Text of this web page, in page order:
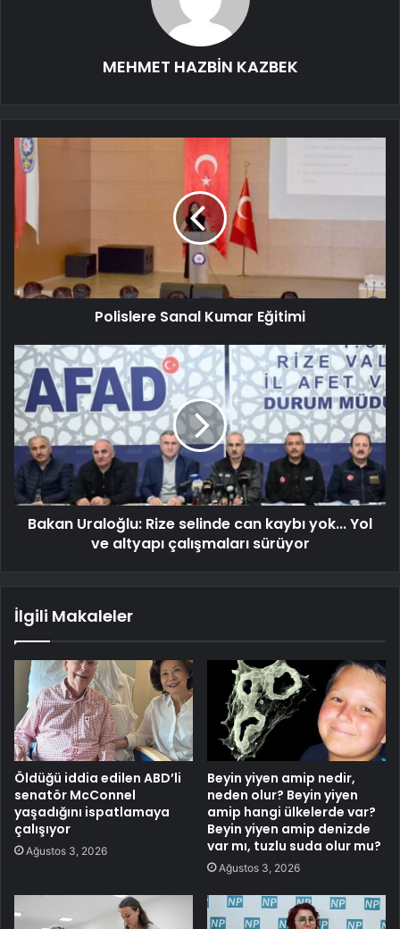
MEHMET HAZBİN KAZBEK
Polislere Sanal Kumar Eğitimi
Bakan Uraloğlu: Rize selinde can kaybı yok... Yol
ve altyapı çalışmaları sürüyor
İlgili Makaleler
Öldüğü iddia edilen ABD’li
senatör McConnel
yaşadığını ispatlamaya
çalışıyor
Ağustos 3, 2026
Beyin yiyen amip nedir,
neden olur? Beyin yiyen
amip hangi ülkelerde var?
Beyin yiyen amip denizde
var mı, tuzlu suda olur mu?
Ağustos 3, 2026